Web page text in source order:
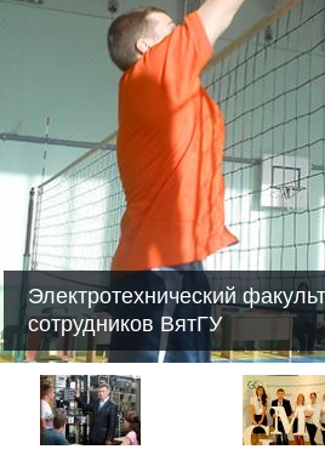
Электротехнический
сотрудников ВятГУ